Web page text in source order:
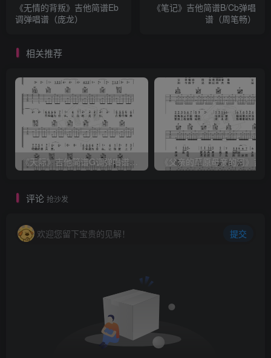
《无情的背叛》吉他简谱Eb
调弹唱谱（庞龙）
《笔记》吉他简谱B/Cb弹唱
谱（周笔畅）
相关推荐
《天际》吉他简谱G调弹唱谱（姜玉阳）
评论 抢沙发
欢迎您留下宝贵的见解！ 提交